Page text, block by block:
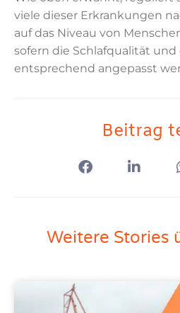
viele dieser Erkrankungen
auf das Niveau von
sofern die Schlafqualität und
entsprechend angepasst
Beitrag
Weitere Stories